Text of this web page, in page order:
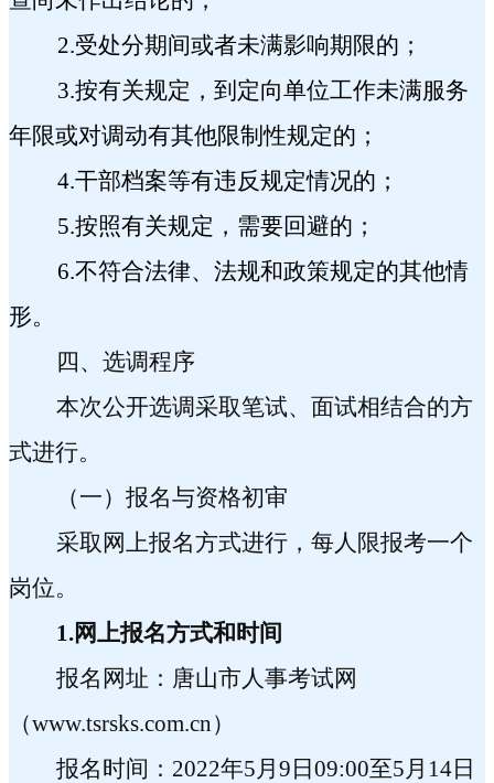
2.受处分期间或者未满影响期限的；
3.按有关规定，到定向单位工作未满服务
年限或对调动有其他限制性规定的；
4.干部档案等有违反规定情况的；
5.按照有关规定，需要回避的；
6.不符合法律、法规和政策规定的其他情
形。
四、选调程序
本次公开选调采取笔试、面试相结合的方
式进行。
（一）报名与资格初审
采取网上报名方式进行，每人限报考一个
岗位。
1.网上报名方式和时间
报名网址：唐山市人事考试网
（www.tsrsks.com.cn）
报名时间： 2022年5月 9 日 09:00至5月 14日